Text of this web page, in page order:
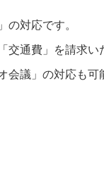
の対応です。
交通費」を請求い
会議」の対応も可